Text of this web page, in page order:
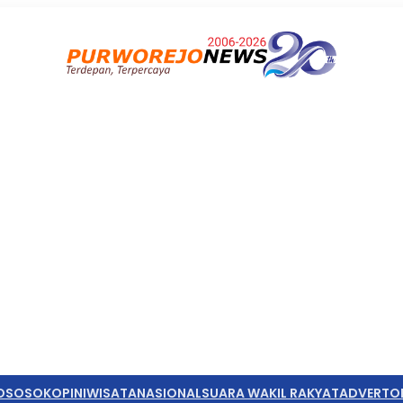
SOSOKOPINIWISATANASIONALSUARA WAKIL RAKYAT